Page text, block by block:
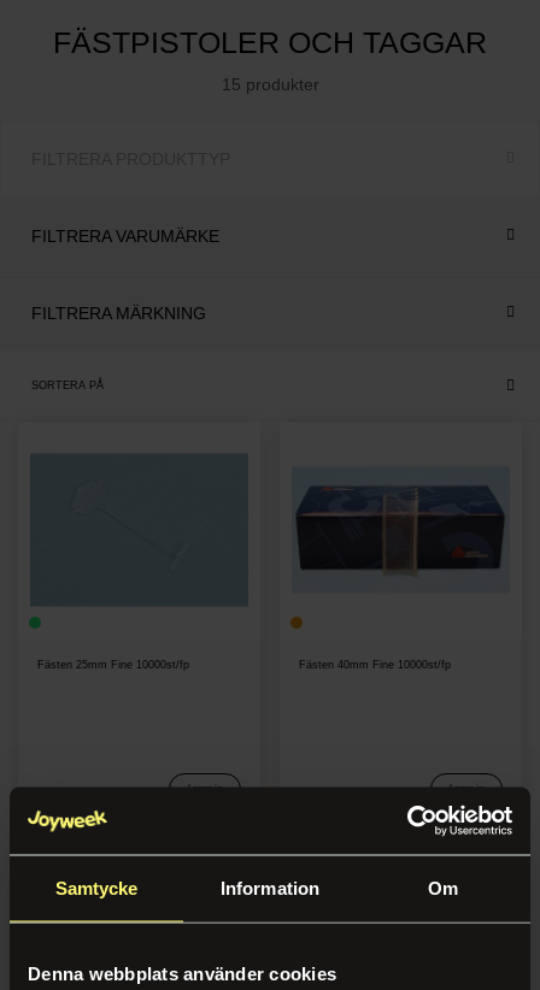
Samtycke Information Om
Denna webbplats använder cookies
FÄSTPISTOLER OCH TAGGAR
15 produkter
FILTRERA VARUMÄRKE
FILTRERA MÄRKNING
SORTERA PÅ
Fästen 25mm Fine 10000st/fp
Logga in
Fästen 40mm Fine 10000st/fp
Logga in